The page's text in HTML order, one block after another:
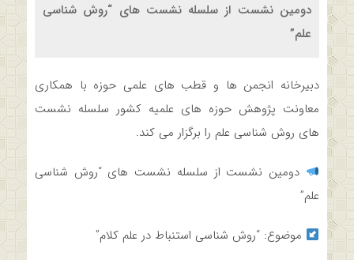
دومین نشست از سلسله نشست های “روش شناسی
علم”
دبیرخانه انجمن ها و قطب های علمی حوزه با همکاری
معاونت پژوهش حوزه های علمیه کشور سلسله نشست
های روش شناسی علم را برگزار می کند.
دومین نشست از سلسله نشست های “روش شناسی
علم”
موضوع: “روش شناسی استنباط در علم کلام”